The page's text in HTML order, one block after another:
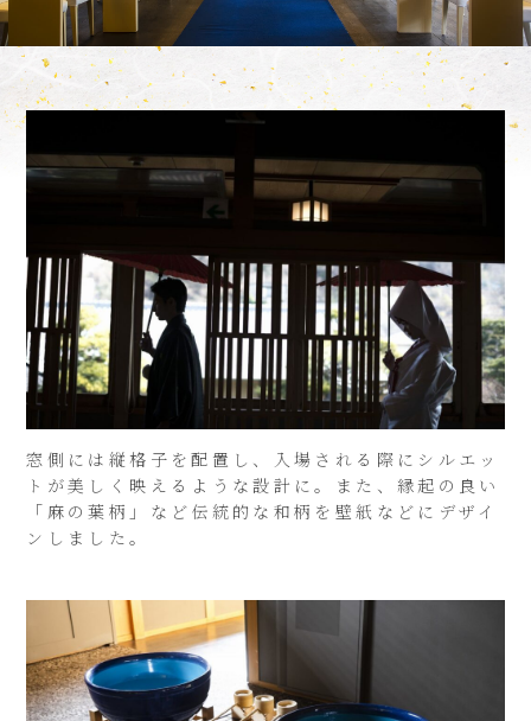
窓側には縦格子を配置し、入場される際にシルエッ
トが美しく映えるような設計に。また、縁起の良い
「麻の葉柄」など伝統的な和柄を壁紙などにデザイ
ンしました。